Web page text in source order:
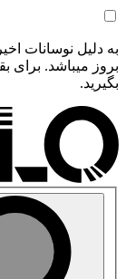
به دلیل نوسانات
بروز میباشد. برای
بگیرید.